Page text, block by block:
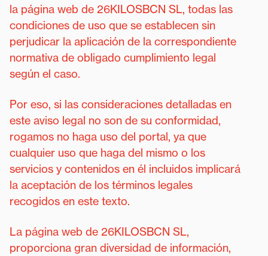
la página web de 26KILOSBCN SL, todas las
condiciones de uso que se establecen sin
perjudicar la aplicación de la correspondiente
normativa de obligado cumplimiento legal
según el caso.
Por eso, si las consideraciones detalladas en
este aviso legal no son de su conformidad,
rogamos no haga uso del portal, ya que
cualquier uso que haga del mismo o los
servicios y contenidos en él incluidos implicará
la aceptación de los términos legales
recogidos en este texto.
La página web de 26KILOSBCN SL,
proporciona gran diversidad de información,